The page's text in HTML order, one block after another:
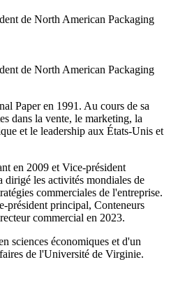
de North American Packaging
de North American Packaging
Paper en 1991. Au cours de sa
dans la vente, le marketing, la
et le leadership aux États-Unis et
en 2009 et Vice-président
les activités mondiales de
commerciales de l'entreprise.
président principal, Conteneurs
commercial en 2023.
sciences économiques et d'un
de l'Université de Virginie.